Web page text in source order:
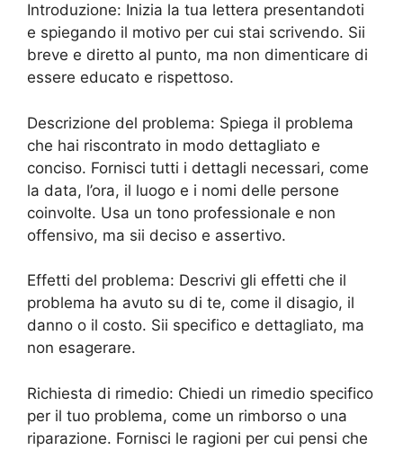
Introduzione: Inizia la tua lettera presentandoti
e spiegando il motivo per cui stai scrivendo. Sii
breve e diretto al punto, ma non dimenticare di
essere educato e rispettoso.
Descrizione del problema: Spiega il problema
che hai riscontrato in modo dettagliato e
conciso. Fornisci tutti i dettagli necessari, come
la data, l’ora, il luogo e i nomi delle persone
coinvolte. Usa un tono professionale e non
offensivo, ma sii deciso e assertivo.
Effetti del problema: Descrivi gli effetti che il
problema ha avuto su di te, come il disagio, il
danno o il costo. Sii specifico e dettagliato, ma
non esagerare.
Richiesta di rimedio: Chiedi un rimedio specifico
per il tuo problema, come un rimborso o una
riparazione. Fornisci le ragioni per cui pensi che